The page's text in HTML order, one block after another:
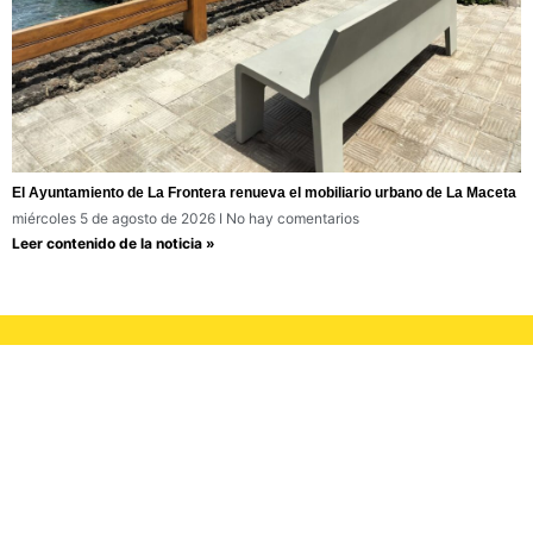
El Ayuntamiento de La Frontera renueva el mobiliario urbano de La Maceta
miércoles 5 de agosto de 2026
No hay comentarios
Leer contenido de la noticia »